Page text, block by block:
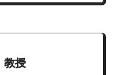
教授